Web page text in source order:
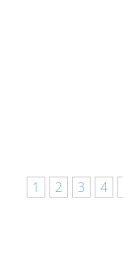
1 2 3 4